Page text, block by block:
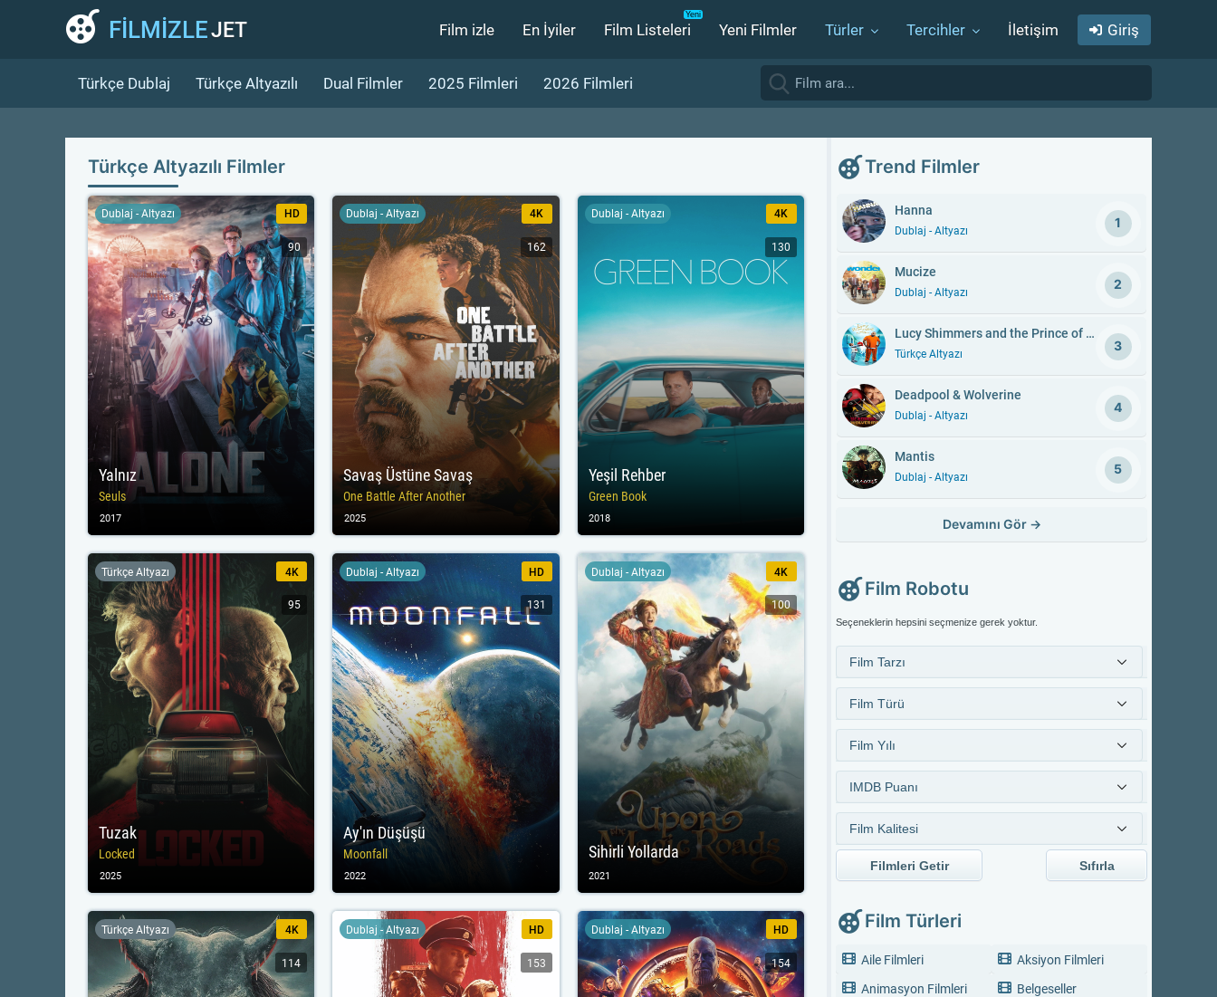
FİLMİZLEJET Film izle En İyiler Film Listeleri Yeni Filmler Türler Tercihler İletişim Giriş
Türkçe Dublaj Türkçe Altyazılı Dual Filmler 2025 Filmleri 2026 Filmleri
Türkçe Altyazılı Filmler
Yalnız
Seuls
Dublaj - Altyazı HD
90
2017
Savaş Üstüne Savaş
One Battle After Another
Dublaj - Altyazı 4K
162
2025
Yeşil Rehber
Green Book
Dublaj - Altyazı 4K
130
2018
Tuzak
Locked
Türkçe Altyazı 4K
95
2025
Ay'ın Düşüşü
Moonfall
Dublaj - Altyazı HD
131
2022
Sihirli Yollarda
Dublaj - Altyazı 4K
100
2021
Türkçe Altyazı 4K
114
Dublaj - Altyazı HD
153
Dublaj - Altyazı HD
154
Trend Filmler
Hanna
Dublaj - Altyazı
1
Mucize
Dublaj - Altyazı
2
Lucy Shimmers and the Prince of Peace
Türkçe Altyazı
3
Deadpool & Wolverine
Dublaj - Altyazı
4
Mantis
Dublaj - Altyazı
5
Devamını Gör →
Film Robotu
Seçeneklerin hepsini seçmenize gerek yoktur.
Filmleri Getir Sıfırla
Film Türleri
Aile Filmleri
Aksiyon Filmleri
Animasyon Filmleri
Belgeseller